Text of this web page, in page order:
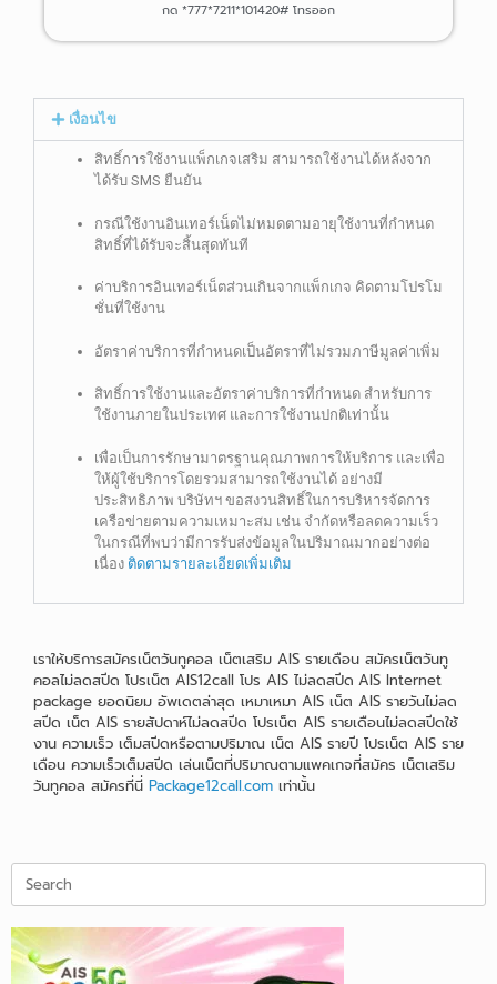
กด *777*7211*101420# โทรออก
เงื่อนไข
สิทธิ์การใช้งานแพ็กเกจเสริม สามารถใช้งานได้หลังจาก
ได้รับ SMS ยืนยัน
กรณีใช้งานอินเทอร์เน็ตไม่หมดตามอายุใช้งานที่กำหนด
สิทธิ์ที่ได้รับจะสิ้นสุดทันที
ค่าบริการอินเทอร์เน็ตส่วนเกินจากแพ็กเกจ คิดตามโปรโม
ชั่นที่ใช้งาน
อัตราค่าบริการที่กำหนดเป็นอัตราที่ไม่รวมภาษีมูลค่าเพิ่ม
สิทธิ์การใช้งานและอัตราค่าบริการที่กำหนด สำหรับการ
ใช้งานภายในประเทศ และการใช้งานปกติเท่านั้น
เพื่อเป็นการรักษามาตรฐานคุณภาพการให้บริการ และเพื่อ
ให้ผู้ใช้บริการโดยรวมสามารถใช้งานได้ อย่างมี
ประสิทธิภาพ บริษัทฯ ขอสงวนสิทธิ์ในการบริหารจัดการ
เครือข่ายตามความเหมาะสม เช่น จำกัดหรือลดความเร็ว
ในกรณีที่พบว่ามีการรับส่งข้อมูลในปริมาณมากอย่างต่อ
เนื่อง ติดตามรายละเอียดเพิ่มเติม
เราให้บริการสมัครเน็ตวันทูคอล เน็ตเสริม AIS รายเดือน สมัครเน็ตวันทู
คอลไม่ลดสปีด โปรเน็ต AIS12call โปร AIS ไม่ลดสปีด AIS Internet
package ยอดนิยม อัพเดตล่าสุด เหมาเหมา AIS เน็ต AIS รายวันไม่ลด
สปีด เน็ต AIS รายสัปดาห์ไม่ลดสปีด โปรเน็ต AIS รายเดือนไม่ลดสปีดใช้
งาน ความเร็ว เต็มสปีดหรือตามปริมาณ เน็ต AIS รายปี โปรเน็ต AIS ราย
เดือน ความเร็วเต็มสปีด เล่นเน็ตที่ปริมาณตามแพคเกจที่สมัคร เน็ตเสริม
วันทูคอล สมัครที่นี่ Package12call.com เท่านั้น